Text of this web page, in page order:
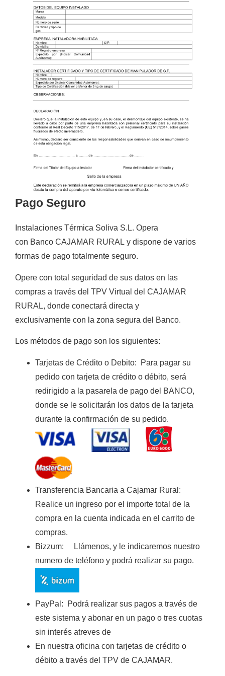
Pago Seguro
Instalaciones Térmica Soliva S.L. Opera
con Banco CAJAMAR RURAL y dispone de varios
formas de pago totalmente seguro.
Opere con total seguridad de sus datos en las
compras a través del TPV Virtual del CAJAMAR
RURAL, donde conectará directa y
exclusivamente con la zona segura del Banco.
Los métodos de pago son los siguientes:
Tarjetas de Crédito o Debito:
Para pagar su
pedido con tarjeta de crédito o débito, será
redirigido a la pasarela de pago del BANCO,
donde se le solicitarán los datos de la tarjeta
durante la confirmación de su pedido.
Transferencia Bancaria a Cajamar Rura l:
Realice un ingreso por el importe total de la
compra en la cuenta indicada en el carrito de
compras.
Bizzum:
Llámenos, y le indicaremos nuestro
numero de teléfono y podrá realizar su pago.
PayPal:
Podrá realizar sus pagos a través de
este sistema y abonar en un pago o tres cuotas
sin interés atreves de
En nuestra oficina con tarjetas de crédito o
débito a través del TPV de CAJAMAR.